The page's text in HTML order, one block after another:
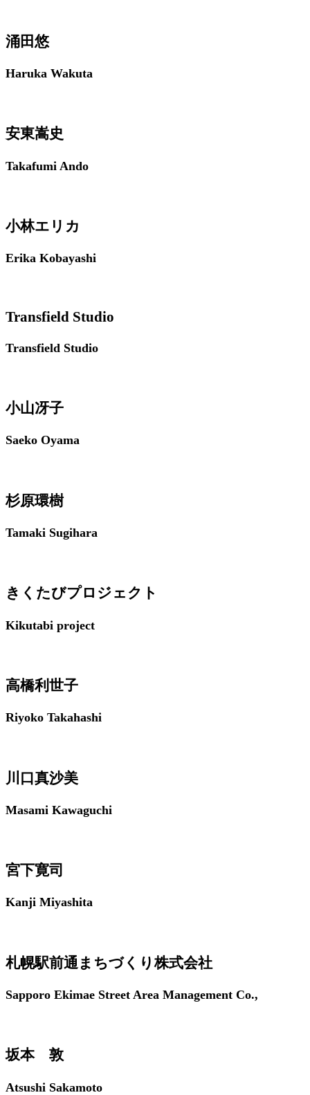
涌田悠
Haruka Wakuta
安東嵩史
Takafumi Ando
小林エリカ
Erika Kobayashi
Transfield Studio
Transfield Studio
小山冴子
Saeko Oyama
杉原環樹
Tamaki Sugihara
きくたびプロジェクト
Kikutabi project
高橋利世子
Riyoko Takahashi
川口真沙美
Masami Kawaguchi
宮下寛司
Kanji Miyashita
札幌駅前通まちづくり株式会社
Sapporo Ekimae Street Area Management Co.,
坂本 敦
Atsushi Sakamoto